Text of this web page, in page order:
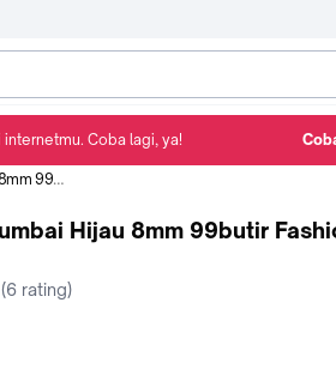
Muslim
Hijau 8mm 99butir
(6 rating)
Coba lagi, ya!